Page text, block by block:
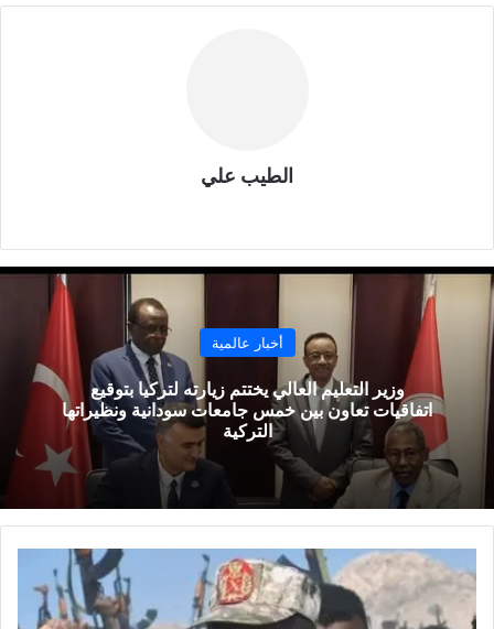
الطيب علي
أخبار عالمية
وزير التعليم العالي يختتم زيارته لتركيا بتوقيع
اتفاقيات تعاون بين خمس جامعات سودانية ونظيراتها
التركية